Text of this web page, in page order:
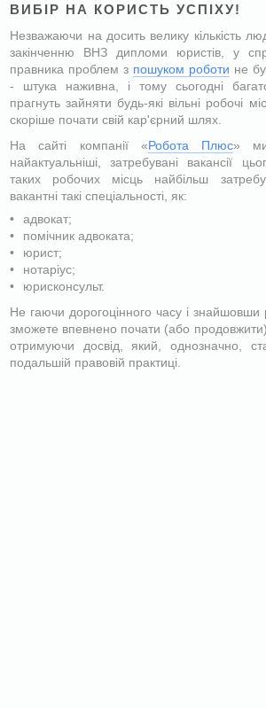
ВИБІР НА КОРИСТЬ УСПІХУ!
Незважаючи на досить велику кількість
закінченню ВНЗ дипломи юристів, у
правника проблем з пошуком роботи не
- штука наживна, і тому сьогодні
прагнуть зайняти будь-які вільні робочі
скоріше почати свій кар'єрний шлях.
На сайті компанії «Робота Плюс»
найактуальніші, затребувані вакансії
таких робочих місць найбільш
вакантні такі спеціальності, як:
адвокат;
помічник адвоката;
юрист;
нотаріус;
юрисконсульт.
Не гаючи дорогоцінного часу і знайшовши
зможете впевнено почати (або
отримуючи досвід, який, однозначно,
подальшій правовій практиці.